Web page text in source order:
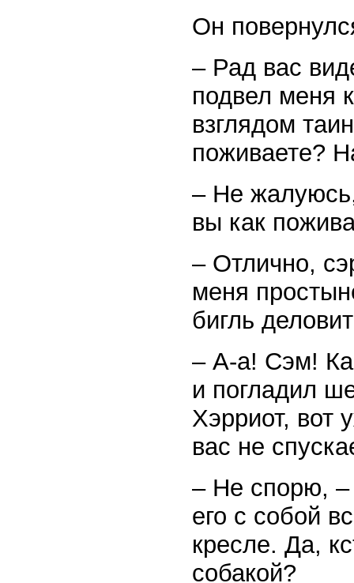
Он
– Рад вас
подвел меня
взглядом
поживаете?
– Не
вы как
– Отлично,
меня
бигль
– А-а! Сэм!
и погладил
Хэрриот, вот
вас не
– Не спорю, –
его с собой
кресле. Да,
собакой?